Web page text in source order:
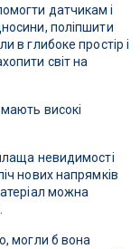
датчикам і
поліпшити
в глибоке простір і
світ на
високі
невидимості
нових напрямків
можна
могли б вона